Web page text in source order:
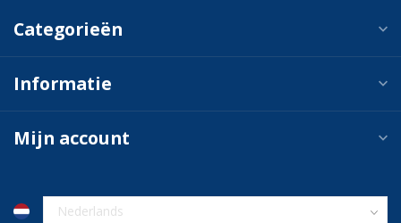
Categorieën
Informatie
Mijn account